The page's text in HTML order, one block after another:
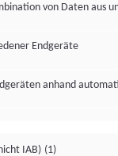
von Daten aus
Endgeräte
anhand
IAB) (1)